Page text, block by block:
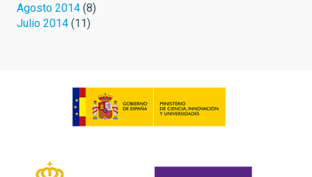
Agosto 2014 (8)
Julio 2014 (11)